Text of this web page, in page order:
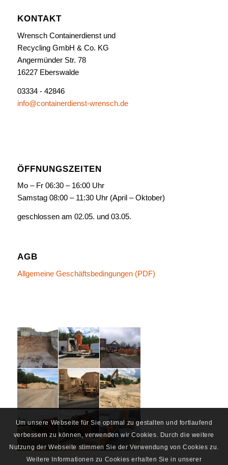
KONTAKT
Wrensch Containerdienst und
Recycling GmbH & Co. KG
Angermünder Str. 78
16227 Eberswalde
03334 - 42846
info@containerdienst-wrensch.de
ÖFFNUNGSZEITEN
Mo – Fr 06:30 – 16:00 Uhr
Samstag 08:00 – 11:30 Uhr (April – Oktober)
geschlossen am 02.05. und 03.05.
AGB
Allgemeine Geschäftsbedingungen (PDF)
Um unsere Webseite für Sie optimal zu gestalten und fortlaufend
verbessern zu können, verwenden wir Cookies. Durch die weitere
Nutzung der Webseite stimmen Sie der Verwendung von Cookies zu.
Weitere Informationen zu Cookies erhalten Sie in unserer